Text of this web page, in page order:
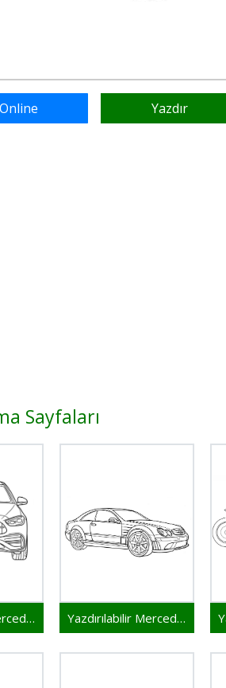
Yazdır
Sayfaları
Yazdırılabilir Mercedes Yazdırılabilir Mercedes Resim